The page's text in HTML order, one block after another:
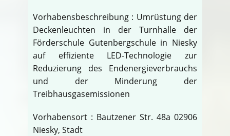
Vorhabensbeschreibung : Umrüstung der
Deckenleuchten in der Turnhalle der
Förderschule Gutenbergschule in Niesky
auf effiziente LED-Technologie zur
Reduzierung des Endenergieverbrauchs
und der Minderung der
Treibhausgasemissionen
Vorhabensort : Bautzener Str. 48a 02906
Niesky, Stadt